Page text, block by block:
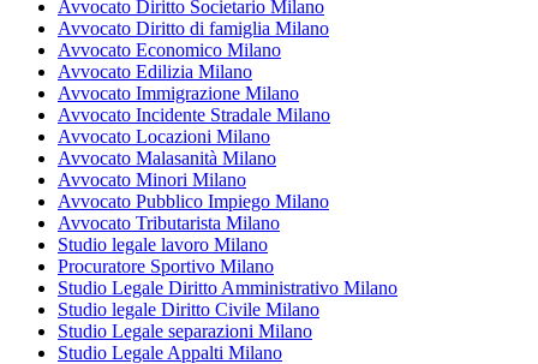
Avvocato Diritto Societario Milano
Avvocato Diritto di famiglia Milano
Avvocato Economico Milano
Avvocato Edilizia Milano
Avvocato Immigrazione Milano
Avvocato Incidente Stradale Milano
Avvocato Locazioni Milano
Avvocato Malasanità Milano
Avvocato Minori Milano
Avvocato Pubblico Impiego Milano
Avvocato Tributarista Milano
Studio legale lavoro Milano
Procuratore Sportivo Milano
Studio Legale Diritto Amministrativo Milano
Studio legale Diritto Civile Milano
Studio Legale separazioni Milano
Studio Legale Appalti Milano